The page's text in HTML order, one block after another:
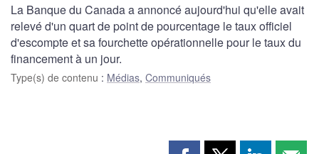
La Banque du Canada a annoncé aujourd'hui qu'elle avait
relevé d'un quart de point de pourcentage le taux officiel
d'escompte et sa fourchette opérationnelle pour le taux du
financement à un jour.
Type(s) de contenu : Médias, Communiqués